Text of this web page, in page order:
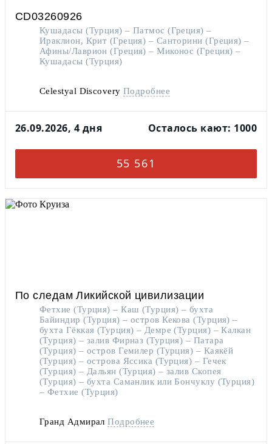
CD03260926
Кушадасы (Турция) – Патмос (Греция) –
Ираклион, Крит (Греция) – Санторини (Греция) –
Афины/Лаврион (Греция) – Миконос (Греция) –
Кушадасы (Турция)
Celestyal Discovery Подробнее
26.09.2026, 4 дня Осталось кают: 1000
55 561
По следам Ликийской цивилизации
Фетхие (Турция) – Каш (Турция) – бухта
Байиндир (Турция) – остров Кекова (Турция) –
бухта Гёккая (Турция) – Демре (Турция) – Калкан
(Турция) – залив Фирназ (Турция) – Патара
(Турция) – остров Гемилер (Турция) – Каякёй
(Турция) – острова Яссика (Турция) – Гечек
(Турция) – Дальян (Турция) – залив Скопея
(Турция) – бухта Саманлик или Бончуклу (Турция)
– Фетхие (Турция)
Гранд АдмиралПодробнее